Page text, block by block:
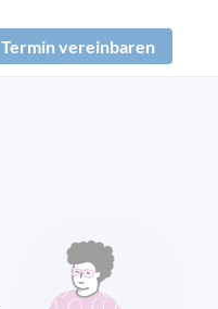
Termin vereinbaren